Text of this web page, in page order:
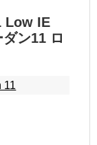
Low IE
ン11 ロ
11